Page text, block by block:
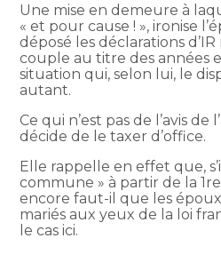
Une mise en demeure à
« et pour cause ! », ironise
déposé les déclarations
couple au titre des années
situation qui, selon lui, le
autant.
Ce qui n’est pas de l’avis de
décide de le taxer d’office.
Elle rappelle en effet que,
commune » à partir de la
encore faut-il que les
mariés aux yeux de la loi
le cas ici.